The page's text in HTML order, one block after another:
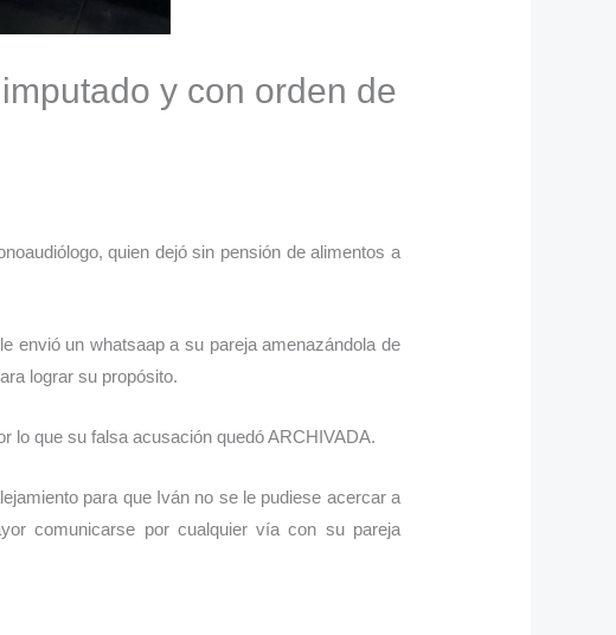
y con orden de
quien dejó sin pensión de alimentos a
envió un whatsaap a su pareja amenazándola de
lograr su propósito.
lo que su falsa acusación quedó ARCHIVADA.
para que Iván no se le pudiese acercar a
comunicarse por cualquier vía con su pareja